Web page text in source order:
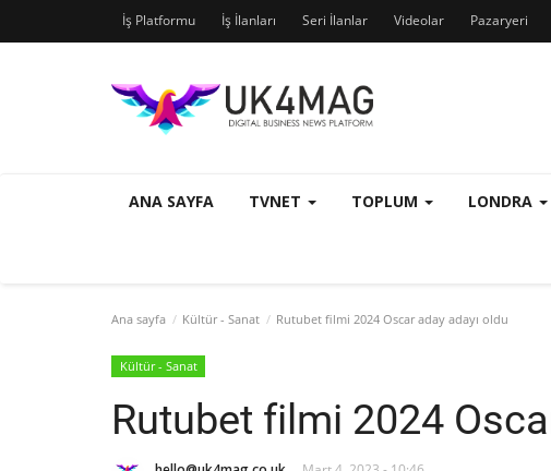
İş Platformu İş İlanları Seri İlanlar Videolar Pazaryeri
ANA SAYFA TVNET TOPLUM LONDRA
Ana sayfa Kültür - Sanat Rutubet filmi 2024 Oscar aday adayı oldu
Kültür - Sanat
Rutubet filmi 2024